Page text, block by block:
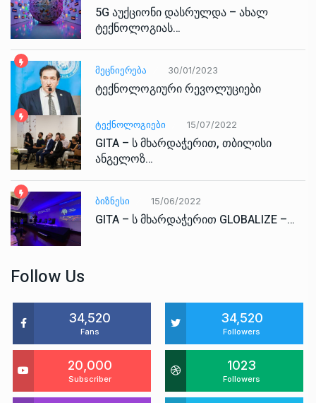
5G აუქციონი დასრულდა – ახალ
ტექნოლოგიას…
ᲛᲔᲪᲜᲘᲔᲠᲔᲑᲐ 30/01/2023
ტექნოლოგიური რევოლუციები
ᲢᲔᲥᲜᲝᲚᲝᲒᲘᲔᲑᲘ 15/07/2022
GITA – ს მხარდაჭერით, თბილისი
ანგელოზ…
ᲑᲘᲖᲜᲔᲡᲘ 15/06/2022
GITA – ს მხარდაჭერით GLOBALIZE –…
Follow Us
34,520
Fans
34,520
Followers
20,000
Subscriber
1023
Followers